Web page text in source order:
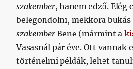
szakember, hanem edző. Elég
belegondolni, mekkora
szakember Bene (mármint a
Vasasnál pár éve. Ott vannak
történelmi példák, lehet